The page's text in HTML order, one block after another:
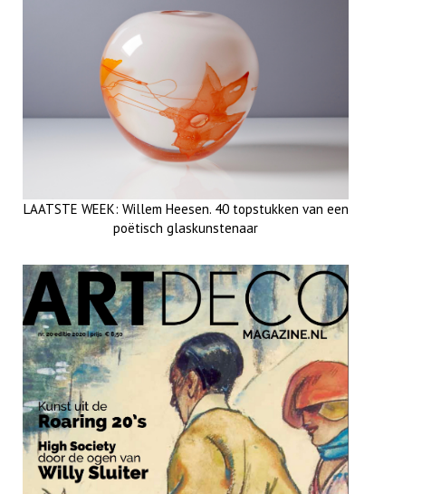
LAATSTE WEEK: Willem Heesen. 40 topstukken van een
poëtisch glaskunstenaar